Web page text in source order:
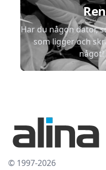
Har du någon dator,
som ligger och
något!
© 1997-2026